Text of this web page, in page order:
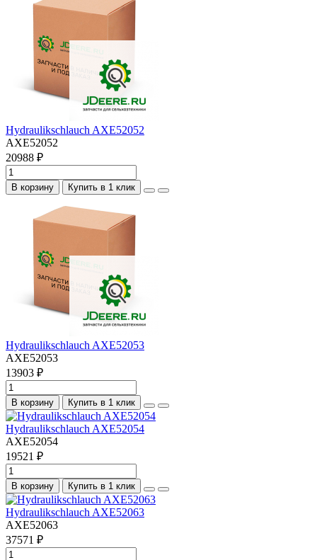
Hydraulikschlauch AXE52052
AXE52052
20988 ₽
В корзину Купить в 1 клик
Hydraulikschlauch AXE52053
AXE52053
13903 ₽
В корзину Купить в 1 клик
Hydraulikschlauch AXE52054
AXE52054
19521 ₽
В корзину Купить в 1 клик
Hydraulikschlauch AXE52063
AXE52063
37571 ₽